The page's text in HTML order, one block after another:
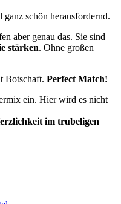
schön herausfordernd.
aber genau das. Sie sind
stärken. Ohne großen
Botschaft. Perfect Match!
ein. Hier wird es nicht
im trubeligen